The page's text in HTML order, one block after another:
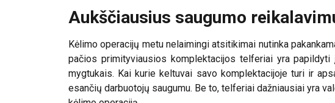
Aukščiausius saugumo
Kėlimo operacijų metu nelaimingi atsitikimai nutinka
pačios primityviausios komplektacijos telferiai yra
mygtukais. Kai kurie keltuvai savo komplektacijoje turi ir
esančių darbuotojų saugumu. Be to, telferiai dažniausiai yra